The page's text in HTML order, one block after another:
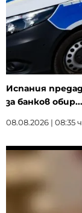
Испания
за банков обир...
08.08.2026 | 08:35